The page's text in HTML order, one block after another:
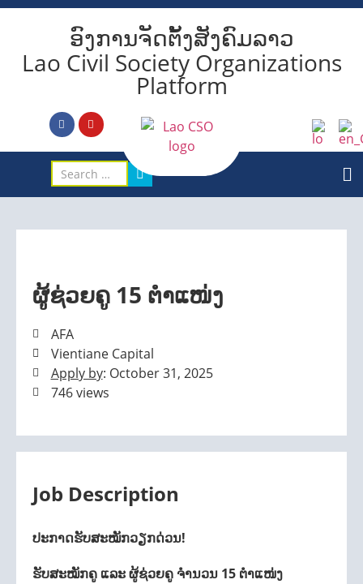
ອົງການຈັດຕັ້ງສັງຄົມລາວ
Lao Civil Society Organizations
Platform
ຜູ້ຊ່ວຍຄູ 15 ຕໍາແໜ່ງ
AFA
Vientiane Capital
Apply by: October 31, 2025
746 views
Job Description
ປະກາດຮັບສະໝັກວຽກດ່ວນ!
ຮັບສະໝັກຄູ ແລະ ຜູ້ຊ່ວຍຄູ ຈຳນວນ 15 ຕຳແໜ່ງ